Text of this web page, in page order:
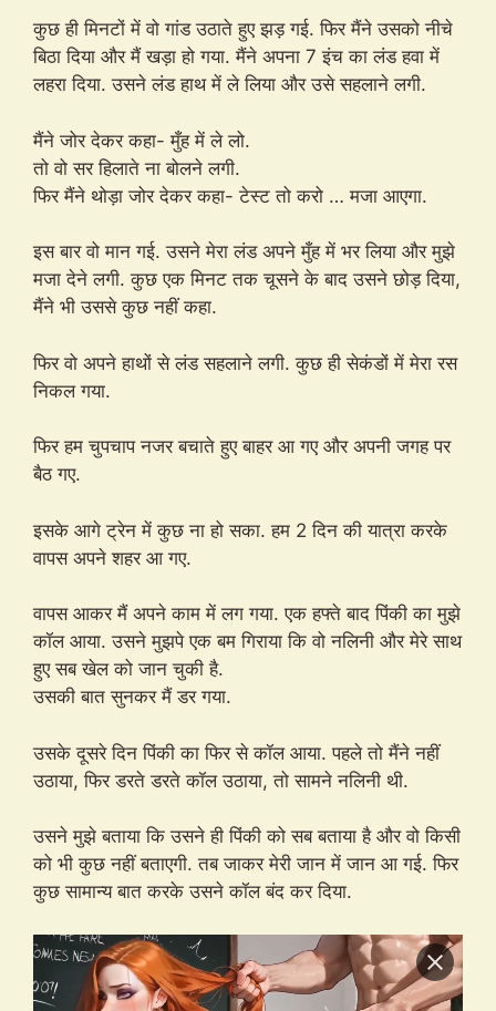
कुछ ही मिनटों में वो गांड उठाते हुए झड़ गई. फिर मैंने उसको नीचे
बिठा दिया और मैं खड़ा हो गया. मैंने अपना 7 इंच का लंड हवा में
लहरा दिया. उसने लंड हाथ में ले लिया और उसे सहलाने लगी.
मैंने जोर देकर कहा- मुँह में ले लो.
तो वो सर हिलाते ना बोलने लगी.
फिर मैंने थोड़ा जोर देकर कहा- टेस्ट तो करो … मजा आएगा.
इस बार वो मान गई. उसने मेरा लंड अपने मुँह में भर लिया और मुझे
मजा देने लगी. कुछ एक मिनट तक चूसने के बाद उसने छोड़ दिया,
मैंने भी उससे कुछ नहीं कहा.
फिर वो अपने हाथों से लंड सहलाने लगी. कुछ ही सेकंडों में मेरा रस
निकल गया.
फिर हम चुपचाप नजर बचाते हुए बाहर आ गए और अपनी जगह पर
बैठ गए.
इसके आगे ट्रेन में कुछ ना हो सका. हम 2 दिन की यात्रा करके
वापस अपने शहर आ गए.
वापस आकर मैं अपने काम में लग गया. एक हफ्ते बाद पिंकी का मुझे
कॉल आया. उसने मुझपे एक बम गिराया कि वो नलिनी और मेरे साथ
हुए सब खेल को जान चुकी है.
उसकी बात सुनकर मैं डर गया.
उसके दूसरे दिन पिंकी का फिर से कॉल आया. पहले तो मैंने नहीं
उठाया, फिर डरते डरते कॉल उठाया, तो सामने नलिनी थी.
उसने मुझे बताया कि उसने ही पिंकी को सब बताया है और वो किसी
को भी कुछ नहीं बताएगी. तब जाकर मेरी जान में जान आ गई. फिर
कुछ सामान्य बात करके उसने कॉल बंद कर दिया.